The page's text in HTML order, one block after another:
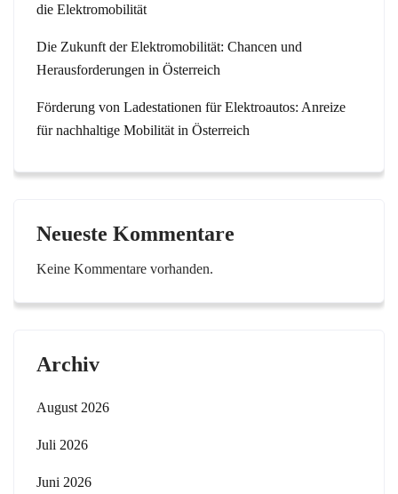
die Elektromobilität
Die Zukunft der Elektromobilität: Chancen und
Herausforderungen in Österreich
Förderung von Ladestationen für Elektroautos: Anreize
für nachhaltige Mobilität in Österreich
Neueste Kommentare
Keine Kommentare vorhanden.
Archiv
August 2026
Juli 2026
Juni 2026